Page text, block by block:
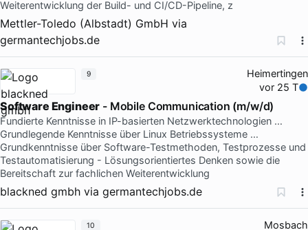
Weiterentwicklung der Build- und CI/CD-Pipeline, z
Mettler-Toledo (Albstadt) GmbH via
germantechjobs.de
Heimertingen
vor 25 T
Software Engineer - Mobile Communication (m/w/d)
Fundierte Kenntnisse in IP-basierten Netzwerktechnologien …
Grundlegende Kenntnisse über Linux Betriebssysteme …
Grundkenntnisse über Software-Testmethoden, Testprozesse und
Testautomatisierung - Lösungsorientiertes Denken sowie die
Bereitschaft zur fachlichen Weiterentwicklung
blackned gmbh via germantechjobs.de
9
Mosbach
10